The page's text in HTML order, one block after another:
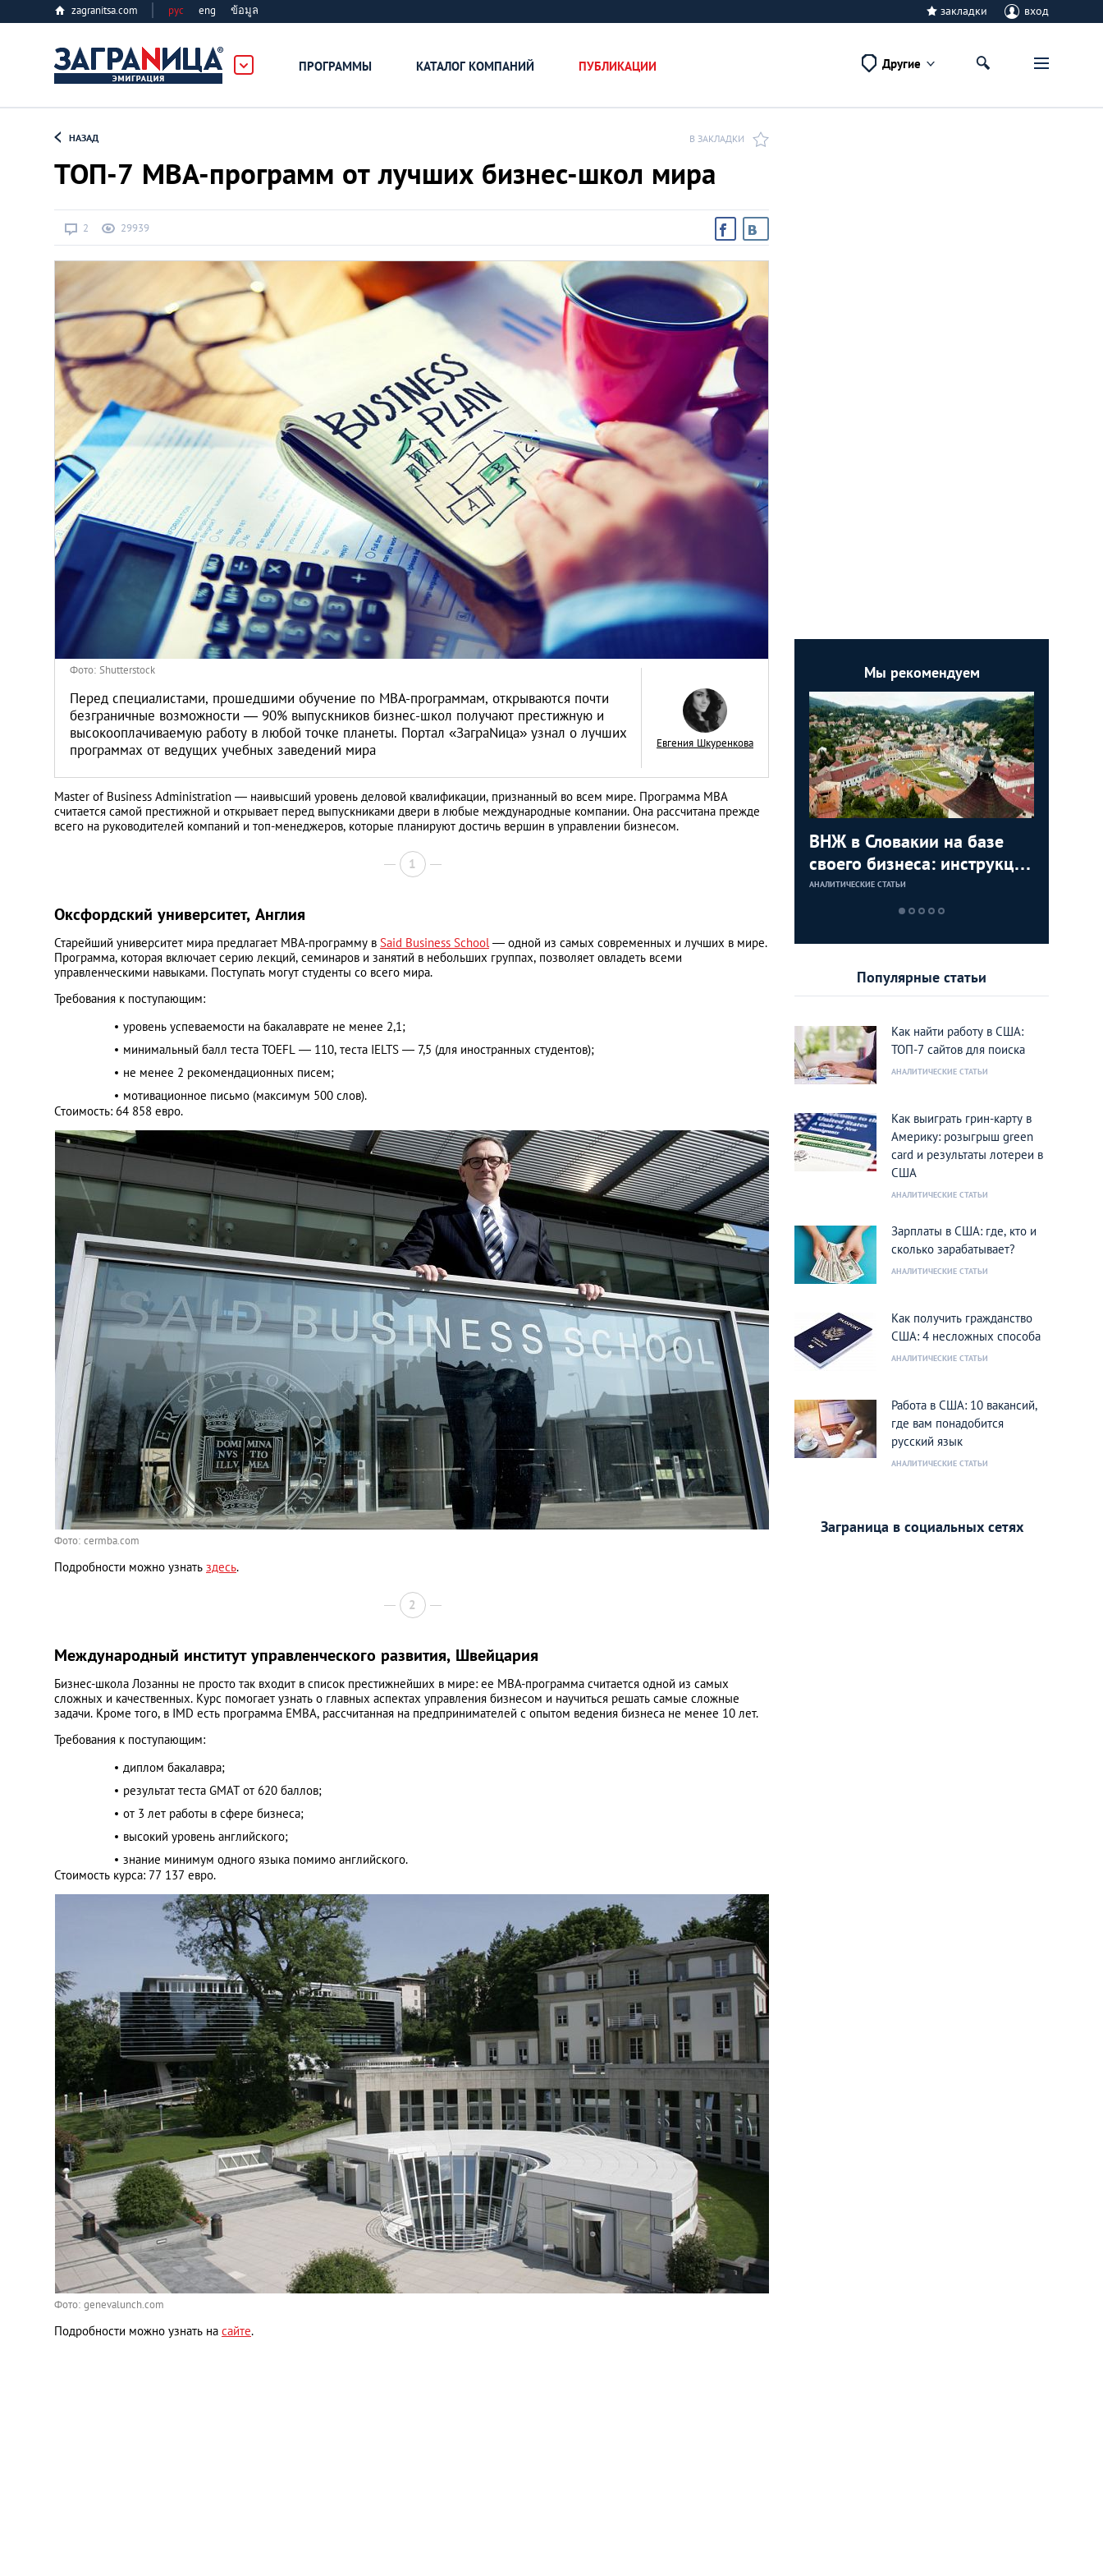
zagranitsa.com рус eng ข้อมูล закладки вход
ПРОГРАММЫ КАТАЛОГ КОМПАНИЙ ПУБЛИКАЦИИ
Все страны
Великобритания
Венгрия
Германия
Греция
Испания
Казахстан
Канада
Латвия
Литва
Польша
Россия
Словакия
Словения
США
Таиланд
Франция
Черногория
Эстония
Другие
Другие
НАЗАД В ЗАКЛАДКИ
ТОП-7 MBA-программ от лучших бизнес-школ мира
2 29939
Фото: Shutterstock
Перед специалистами, прошедшими обучение по MBA-программам, открываются почти
безграничные возможности — 90% выпускников бизнес-школ получают престижную и
высокооплачиваемую работу в любой точке планеты. Портал «ЗаграNица» узнал о лучших
программах от ведущих учебных заведений мира
Евгения Шкуренкова
Master of Business Administration — наивысший уровень деловой квалификации, признанный во всем мире. Программа MBA
считается самой престижной и открывает перед выпускниками двери в любые международные компании. Она рассчитана прежде
всего на руководителей компаний и топ-менеджеров, которые планируют достичь вершин в управлении бизнесом.
1
Оксфордский университет, Англия
Старейший университет мира предлагает MBA-программу в Said Business School— одной из самых современных и лучших в мире.
Программа, которая включает серию лекций, семинаров и занятий в небольших группах, позволяет овладеть всеми
управленческими навыками. Поступать могут студенты со всего мира.
Требования к поступающим:
уровень успеваемости на бакалаврате не менее 2,1;
минимальный балл теста TOEFL — 110, теста IELTS — 7,5 (для иностранных студентов);
не менее 2 рекомендационных писем;
мотивационное письмо (максимум 500 слов).
Стоимость: 64 858 евро.
Фото: cermba.com
Подробности можно узнать здесь.
2
Международный институт управленческого развития, Швейцария
Бизнес-школа Лозанны не просто так входит в список престижнейших в мире: ее MBA-программа считается одной из самых
сложных и качественных. Курс помогает узнать о главных аспектах управления бизнесом и научиться решать самые сложные
задачи. Кроме того, в IMD есть программа EMBA, рассчитанная на предпринимателей с опытом ведения бизнеса не менее 10 лет.
Требования к поступающим:
диплом бакалавра;
результат теста GMAT от 620 баллов;
от 3 лет работы в сфере бизнеса;
высокий уровень английского;
знание минимум одного языка помимо английского.
Стоимость курса: 77 137 евро.
Фото: genevalunch.com
Подробности можно узнать на сайте.
Мы рекомендуем
ВНЖ в Словакии на базе
своего бизнеса: инструкция
для граждан СНГ
АНАЛИТИЧЕСКИЕ СТАТЬИ
Популярные статьи
Как найти работу в США:
ТОП-7 сайтов для поиска
АНАЛИТИЧЕСКИЕ СТАТЬИ
Как выиграть грин-карту в
Америку: розыгрыш green
card и результаты лотереи в
США
АНАЛИТИЧЕСКИЕ СТАТЬИ
Зарплаты в США: где, кто и
сколько зарабатывает?
АНАЛИТИЧЕСКИЕ СТАТЬИ
Как получить гражданство
США: 4 несложных способа
АНАЛИТИЧЕСКИЕ СТАТЬИ
Работа в США: 10 вакансий,
где вам понадобится
русский язык
АНАЛИТИЧЕСКИЕ СТАТЬИ
Заграница в социальных сетях